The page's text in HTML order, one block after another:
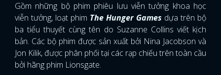
Gồm những bộ phim phiêu lưu viễn tưởng khoa học
viễn tưởng, loạt phim The Hunger Games dựa trên bộ
ba tiểu thuyết cùng tên do Suzanne Collins viết kịch
bản. Các bộ phim được sản xuất bởi Nina Jacobson và
Jon Kilik, được phân phối tại các rạp chiếu trên toàn cầu
bởi hãng phim Lionsgate.